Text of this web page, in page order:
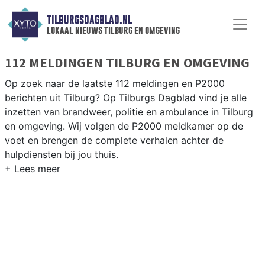
TILBURGSDAGBLAD.NL
lokaal nieuws tilburg en omgeving
112 MELDINGEN TILBURG EN OMGEVING
Op zoek naar de laatste 112 meldingen en P2000
berichten uit Tilburg? Op Tilburgs Dagblad vind je alle
inzetten van brandweer, politie en ambulance in Tilburg
en omgeving. Wij volgen de P2000 meldkamer op de
voet en brengen de complete verhalen achter de
hulpdiensten bij jou thuis.